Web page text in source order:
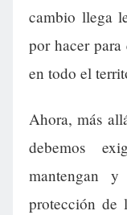
cambio llega
por hacer para
en todo el
Ahora, más
debemos
mantengan
protección de